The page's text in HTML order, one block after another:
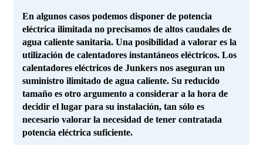
En algunos casos podemos disponer de potencia
eléctrica ilimitada no precisamos de altos caudales de
agua caliente sanitaria. Una posibilidad a valorar es la
utilización de calentadores instantáneos eléctricos. Los
calentadores eléctricos de Junkers nos aseguran un
suministro ilimitado de agua caliente. Su reducido
tamaño es otro argumento a considerar a la hora de
decidir el lugar para su instalación, tan sólo es
necesario valorar la necesidad de tener contratada
potencia eléctrica suficiente.